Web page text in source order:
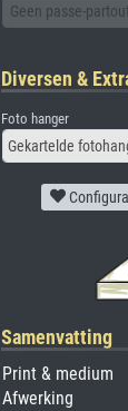
Geen passe-partout
Diversen &
Foto hanger
Gekartelde
Samenvatting
Print & medium
Afwerking